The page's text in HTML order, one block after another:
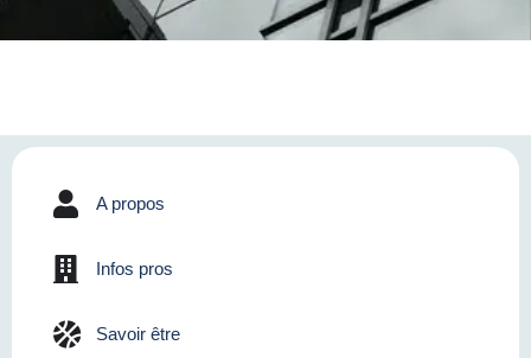
A propos
Infos pros
Savoir être